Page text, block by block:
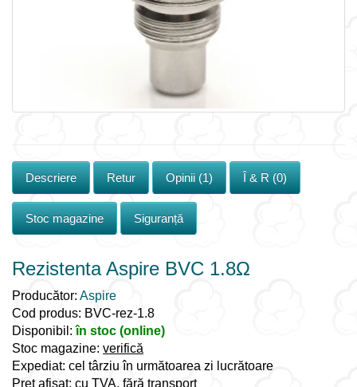
Descriere Retur Opinii (1) Î & R (0)
Stoc magazine Siguranță
Rezistenta Aspire BVC 1.8Ω
Producător: Aspire
Cod produs: BVC-rez-1.8
Disponibil:în stoc (online)
Stoc magazine: verifică
Expediat: cel târziu în următoarea zi lucrătoare
Preț afișat: cu TVA, fără transport